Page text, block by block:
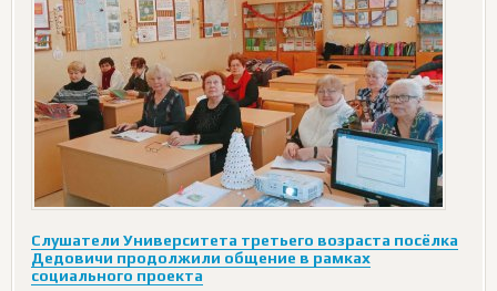
Слушатели Университета третьего возраста посёлка
Дедовичи продолжили общение в рамках
социального проекта